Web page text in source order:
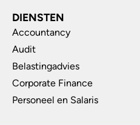
DIENSTEN
Accountancy
Audit
Belastingadvies
Corporate Finance
Personeel en Salaris